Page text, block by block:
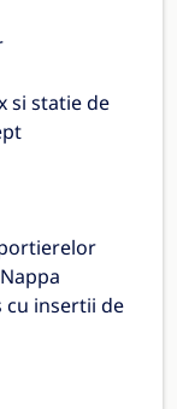
si statie de
insertii de